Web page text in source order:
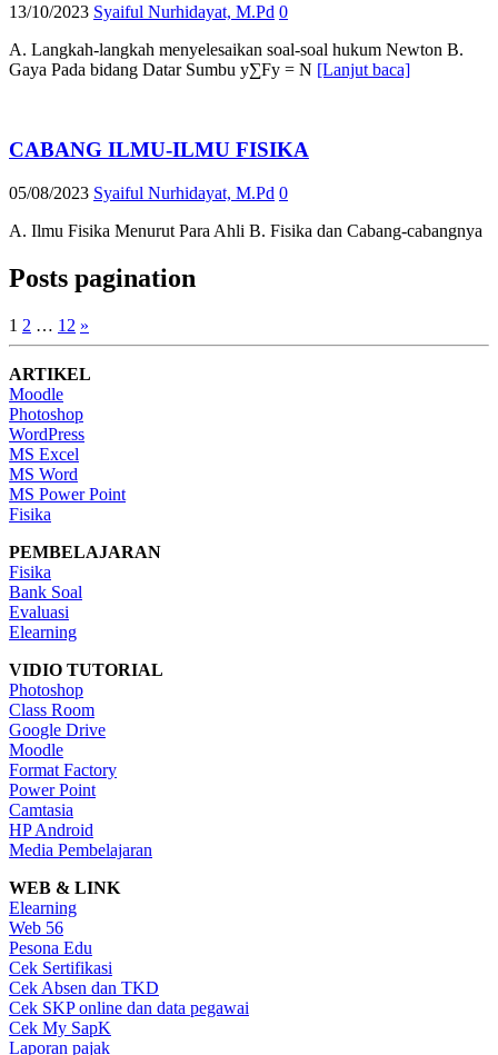
13/10/2023 Syaiful Nurhidayat, M.Pd 0
A. Langkah-langkah menyelesaikan soal-soal hukum Newton B.
Gaya Pada bidang Datar Sumbu y∑Fy = N [Lanjut baca]
CABANG ILMU-ILMU FISIKA
05/08/2023 Syaiful Nurhidayat, M.Pd 0
A. Ilmu Fisika Menurut Para Ahli B. Fisika dan Cabang-cabangnya
Posts pagination
1 2 … 12 »
ARTIKEL
Moodle
Photoshop
WordPress
MS Excel
MS Word
MS Power Point
Fisika
PEMBELAJARAN
Fisika
Bank Soal
Evaluasi
Elearning
VIDIO TUTORIAL
Photoshop
Class Room
Google Drive
Moodle
Format Factory
Power Point
Camtasia
HP Android
Media Pembelajaran
WEB & LINK
Elearning
Web 56
Pesona Edu
Cek Sertifikasi
Cek Absen dan TKD
Cek SKP online dan data pegawai
Cek My SapK
Laporan pajak